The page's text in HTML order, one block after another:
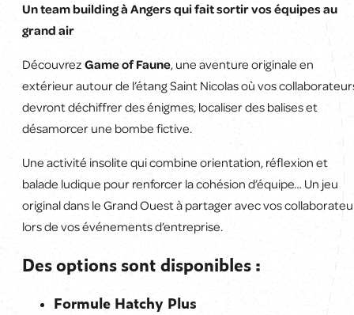
Un team building à Angers qui fait sortir vos équipes au
grand air
Découvrez Game of Faune, une aventure originale en
extérieur autour de l’étang Saint Nicolas où vos
devront déchiffrer des énigmes, localiser des balises et
désamorcer une bombe fictive.
Une activité insolite qui combine orientation, réflexion et
balade ludique pour renforcer la cohésion d’équipe… Un jeu
original dans le Grand Ouest à partager avec vos
lors de vos événements d’entreprise.
Des options sont disponibles :
Formule Hatchy Plus